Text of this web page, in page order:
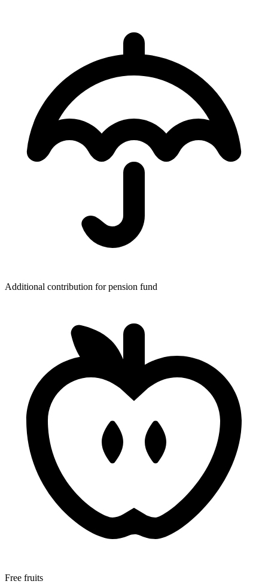
Additional contribution for pension fund
Free fruits